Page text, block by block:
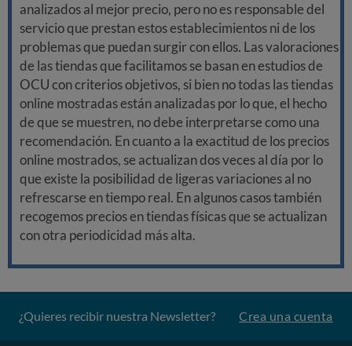
analizados al mejor precio, pero no es responsable del
servicio que prestan estos establecimientos ni de los
problemas que puedan surgir con ellos. Las valoraciones
de las tiendas que facilitamos se basan en estudios de
OCU con criterios objetivos, si bien no todas las tiendas
online mostradas están analizadas por lo que, el hecho
de que se muestren, no debe interpretarse como una
recomendación. En cuanto a la exactitud de los precios
online mostrados, se actualizan dos veces al día por lo
que existe la posibilidad de ligeras variaciones al no
refrescarse en tiempo real. En algunos casos también
recogemos precios en tiendas físicas que se actualizan
con otra periodicidad más alta.
¿Quieres recibir nuestra Newsletter? Crea una cuenta